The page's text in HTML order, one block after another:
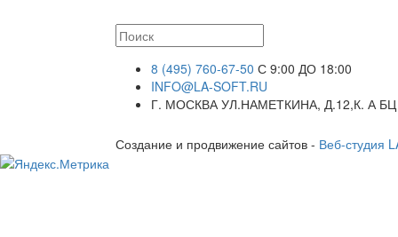
8 (495) 760-67-50 С 9:00 ДО 18:00
INFO@LA-SOFT.RU
Г. МОСКВА УЛ.НАМЕТКИНА, Д.12,К. А
Создание и продвижение сайтов - Веб-студия